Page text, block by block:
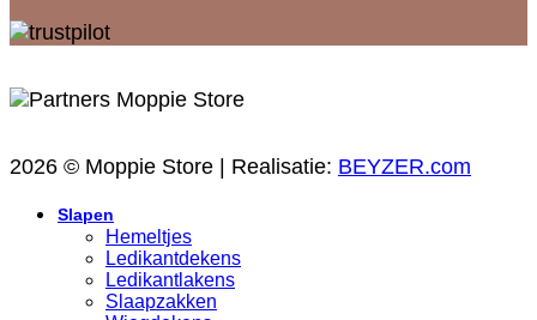
2026 © Moppie Store | Realisatie: BEYZER.com
Slapen
Hemeltjes
Ledikantdekens
Ledikantlakens
Slaapzakken